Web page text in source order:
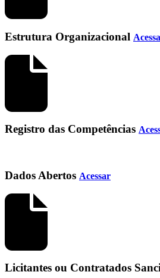
Estrutura Organizacional
Registro das Competências
Dados Abertos Acessar
Licitantes ou Contratados